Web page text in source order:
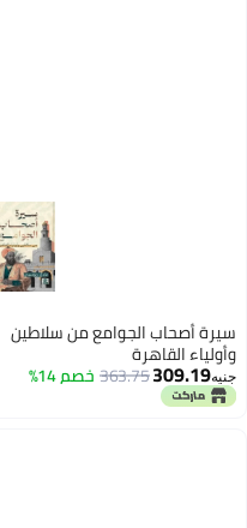
سيرة أصحاب الجوامع من سلاطين
وأولياء القاهرة
جنيه309.19
363.75خصم 14%